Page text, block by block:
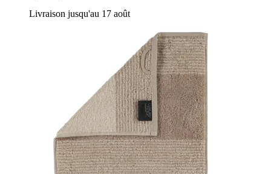
Livraison jusqu'au 17 août